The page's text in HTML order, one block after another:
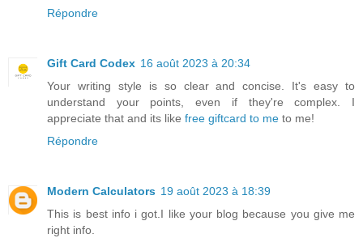
Répondre
Gift Card Codex 16 août 2023 à 20:34
Your writing style is so clear and concise. It's easy to
understand your points, even if they're complex. I
appreciate that and its like free giftcard to me to me!
Répondre
Modern Calculators 19 août 2023 à 18:39
This is best info i got.I like your blog because you give me
right info.